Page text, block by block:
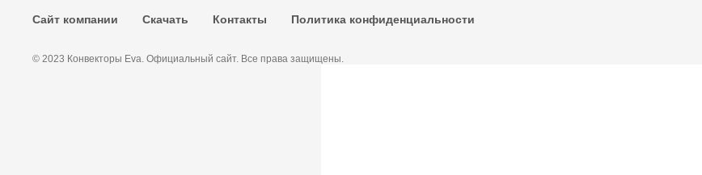
Сайт компании Скачать Контакты Политика конфиденциальности
© 2023 Конвекторы Eva. Официальный сайт. Все права защищены.